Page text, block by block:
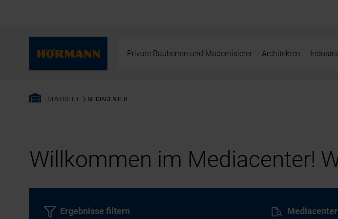
Private Bauherren und Modernisierer Architekten
STARTSEITE MEDIACENTER
Willkommen im Mediacenter!
Ergebnisse filtern